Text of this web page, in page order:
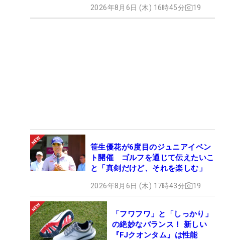
2026年8月6日 (木) 16時45分 19
笹生優花が6度目のジュニアイベン
ト開催 ゴルフを通じて伝えたいこ
と「真剣だけど、それを楽しむ」
2026年8月6日 (木) 17時43分 19
「フワフワ」と「しっかり」
の絶妙なバランス！ 新しい
『FJクオンタム』は性能